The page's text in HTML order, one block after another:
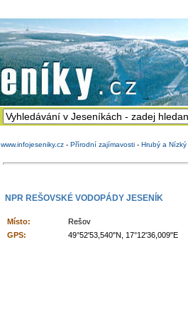
www.infojeseniky.cz - Přírodní zajímavosti - Hrubý a
NPR REŠOVSKÉ VODOPÁDY JESENÍK
Místo:
Rešov
GPS:
49°52'53,540"N, 17°12'36,009"E